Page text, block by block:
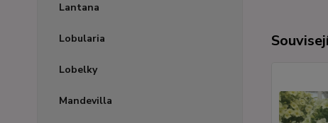
Lantana
Lobularia
Lobelky
Mandevilla